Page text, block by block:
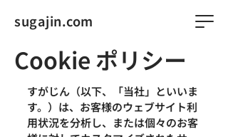
sugajin.com
Cookie ポリシー
すがじん（以下、「当社」といいま
す。）は、お客様のウェブサイト利
用状況を分析し、または個々のお客